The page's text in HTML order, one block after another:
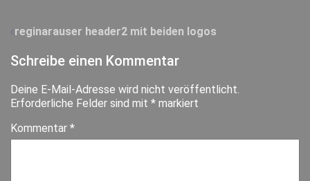
Beitragsnavigation
reginarauser header2 mit beiden logos
Schreibe einen Kommentar
Deine E-Mail-Adresse wird nicht veröffentlicht.
Erforderliche Felder sind mit * markiert
Kommentar *